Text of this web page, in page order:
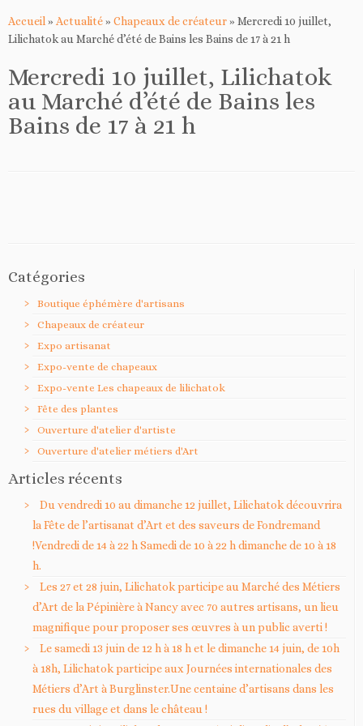
Accueil » Actualité» Chapeaux de créateur» Mercredi 10 juillet,
Lilichatok au Marché d’été de Bains les Bains de 17 à 21 h
Mercredi 10 juillet, Lilichatok
au Marché d’été de Bains les
Bains de 17 à 21 h
Catégories
Boutique éphémère d'artisans
Chapeaux de créateur
Expo artisanat
Expo-vente de chapeaux
Expo-vente Les chapeaux de lilichatok
Fête des plantes
Ouverture d'atelier d'artiste
Ouverture d'atelier métiers d'Art
Articles récents
Du vendredi 10 au dimanche 12 juillet, Lilichatok découvrira
la Fête de l’artisanat d’Art et des saveurs de Fondremand
!Vendredi de 14 à 22 h Samedi de 10 à 22 h dimanche de 10 à 18
h.
Les 27 et 28 juin, Lilichatok participe au Marché des Métiers
d’Art de la Pépinière à Nancy avec 70 autres artisans, un lieu
magnifique pour proposer ses œuvres à un public averti !
Le samedi 13 juin de 12 h à 18 h et le dimanche 14 juin, de 10h
à 18h, Lilichatok participe aux Journées internationales des
Métiers d’Art à Burglinster.Une centaine d’artisans dans les
rues du village et dans le château !